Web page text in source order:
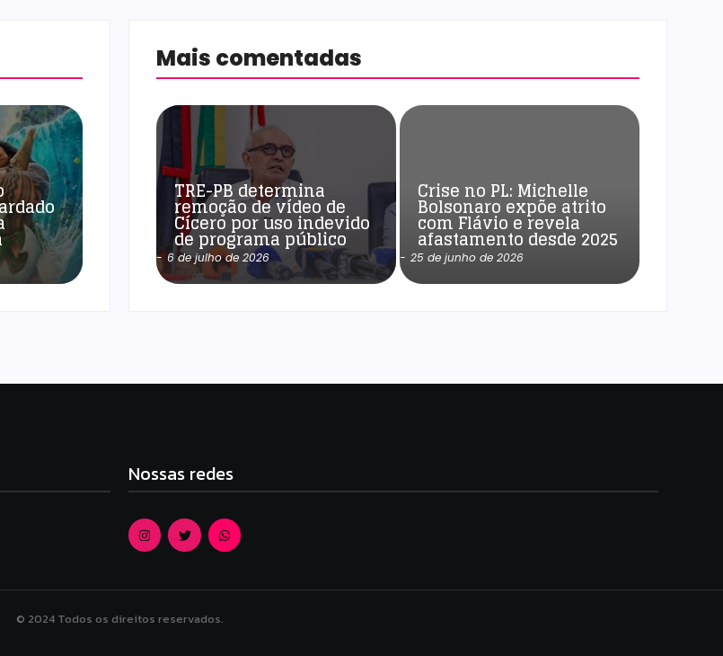
Mais comentadas
TRE-PB determina
remoção de vídeo de
Cícero por uso indevido
de programa público
- 6 de julho de 2026
Crise no PL: Michelle
Bolsonaro expõe atrito
com Flávio e revela
afastamento desde 2025
- 25 de junho de 2026
Nossas redes
© 2024 Todos os direitos reservados.